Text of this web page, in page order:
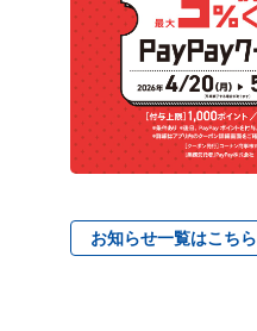
お知らせ一覧はこちら